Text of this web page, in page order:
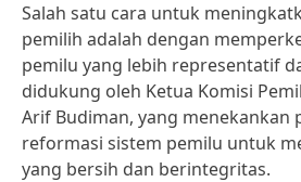
Salah satu cara untuk
pemilih adalah dengan
pemilu yang lebih representatif
didukung oleh Ketua Komisi
Arif Budiman, yang menekankan
reformasi sistem pemilu untuk
yang bersih dan berintegritas.